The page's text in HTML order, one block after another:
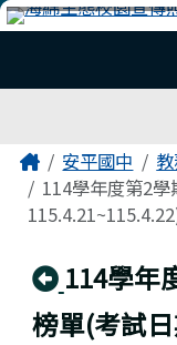
跳至主內容區
臺南市安平
主內容區域
Home安平國中
114學年度第2
回上頁
114學年
榜單(考試
頁尾區域